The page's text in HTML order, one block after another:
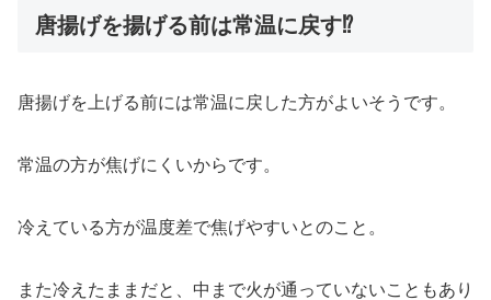
唐揚げを揚げる前は常温に戻す⁉
唐揚げを上げる前には常温に戻した方がよいそうです。
常温の方が焦げにくいからです。
冷えている方が温度差で焦げやすいとのこと。
また冷えたままだと、中まで火が通っていないこともあり